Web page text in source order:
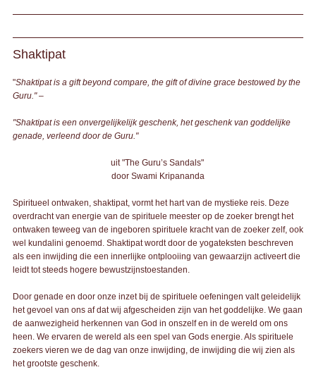
Shaktipat
"Shaktipat is a gift beyond compare, the gift of divine grace bestowed by the
Guru." –
"Shaktipat is een onvergelijkelijk geschenk, het geschenk van goddelijke
genade, verleend door de Guru."
uit "The Guru’s Sandals"
door Swami Kripananda
Spiritueel ontwaken, shaktipat, vormt het hart van de mystieke reis. Deze
overdracht van energie van de spirituele meester op de zoeker brengt het
ontwaken teweeg van de ingeboren spirituele kracht van de zoeker zelf, ook
wel kundalini genoemd. Shaktipat wordt door de yogateksten beschreven
als een inwijding die een innerlijke ontplooiing van gewaarzijn activeert die
leidt tot steeds hogere bewustzijnstoestanden.
Door genade en door onze inzet bij de spirituele oefeningen valt geleidelijk
het gevoel van ons af dat wij afgescheiden zijn van het goddelijke. We gaan
de aanwezigheid herkennen van God in onszelf en in de wereld om ons
heen. We ervaren de wereld als een spel van Gods energie. Als spirituele
zoekers vieren we de dag van onze inwijding, de inwijding die wij zien als
het grootste geschenk.